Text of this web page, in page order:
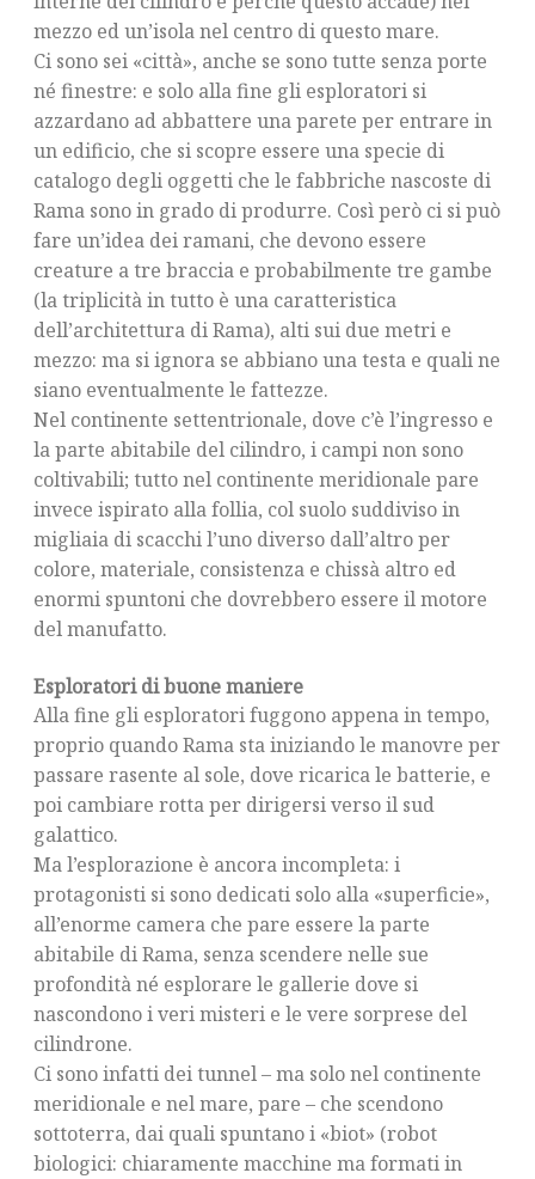
mezzo ed un’isola nel centro di questo mare.
Ci sono sei «città», anche se sono tutte senza porte
né finestre: e solo alla fine gli esploratori si
azzardano ad abbattere una parete per entrare in
un edificio, che si scopre essere una specie di
catalogo degli oggetti che le fabbriche nascoste di
Rama sono in grado di produrre. Così però ci si può
fare un’idea dei ramani, che devono essere
creature a tre braccia e probabilmente tre gambe
(la triplicità in tutto è una caratteristica
dell’architettura di Rama), alti sui due metri e
mezzo: ma si ignora se abbiano una testa e quali ne
siano eventualmente le fattezze.
Nel continente settentrionale, dove c’è l’ingresso e
la parte abitabile del cilindro, i campi non sono
coltivabili; tutto nel continente meridionale pare
invece ispirato alla follia, col suolo suddiviso in
migliaia di scacchi l’uno diverso dall’altro per
colore, materiale, consistenza e chissà altro ed
enormi spuntoni che dovrebbero essere il motore
del manufatto.
Esploratori di buone maniere
Alla fine gli esploratori fuggono appena in tempo,
proprio quando Rama sta iniziando le manovre per
passare rasente al sole, dove ricarica le batterie, e
poi cambiare rotta per dirigersi verso il sud
galattico.
Ma l’esplorazione è ancora incompleta: i
protagonisti si sono dedicati solo alla «superficie»,
all’enorme camera che pare essere la parte
abitabile di Rama, senza scendere nelle sue
profondità né esplorare le gallerie dove si
nascondono i veri misteri e le vere sorprese del
cilindrone.
Ci sono infatti dei tunnel – ma solo nel continente
meridionale e nel mare, pare – che scendono
sottoterra, dai quali spuntano i «biot» (robot
biologici: chiaramente macchine ma formati in